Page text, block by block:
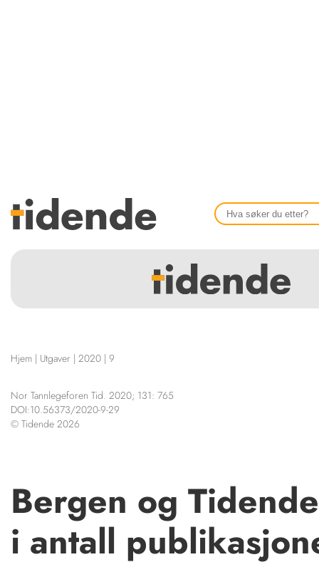
HENVISNINGER
STILLINGER
KJØP & SALG
KONTAKT
OM OSS
Hjem | Utgaver | 2020 | 9
Nor Tannlegeforen Tid. 2020; 131: 765
DOI:10.56373/2020-9-29
© Tidende 2026
Bergen og
i antall